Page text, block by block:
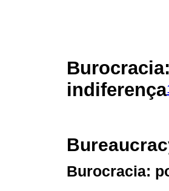
indiferença
Burocracia: